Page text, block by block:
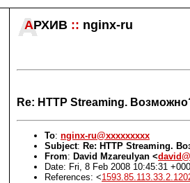
АРХИВ :: nginx-ru
Re: HTTP Streaming.
To: nginx-ru@xxxxxxxxx
Subject: Re: HTTP Streaming.
From: David Mzareulyan <
Date: Fri, 8 Feb 2008 10:45:31
References: <